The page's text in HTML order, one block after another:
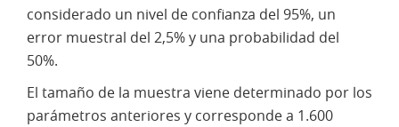
considerado un nivel de confianza del 95%, un
error muestral del 2,5% y una probabilidad del
50%.
El tamaño de la muestra viene determinado por los
parámetros anteriores y corresponde a 1.600